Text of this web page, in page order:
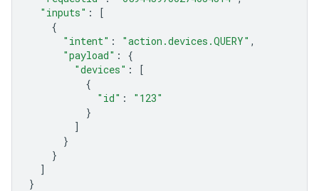
"inputs" :
[
{
"intent" : "action.devices.QUERY" ,
"payload" :
{
"devices" :
[
{
"id" :
"123"
}
]
}
}
]
}